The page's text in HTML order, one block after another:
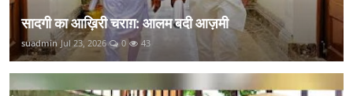
सादगी का आख़िरी चराग़: आलम बदी आज़मी
suadmin Jul 23, 2026 0 43